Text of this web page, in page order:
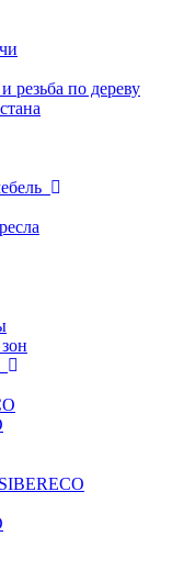
резьба по дереву